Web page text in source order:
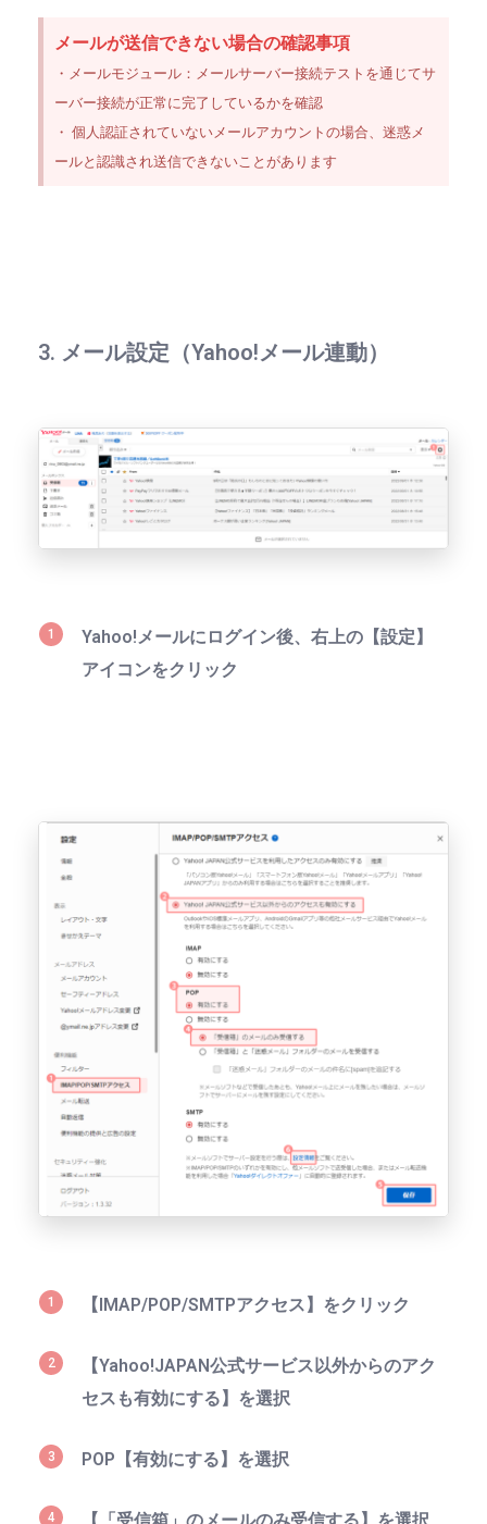
メールが送信できない場合の確認事項
・メールモジュール：メールサーバー接続テストを通じてサ
ーバー接続が正常に完了しているかを確認
・ 個人認証されていないメールアカウントの場合、迷惑メ
ールと認識され送信できないことがあります
3. メール設定（Yahoo!メール連動）
Yahoo!メールにログイン後、右上の 【設定】
アイコンをクリック
【IMAP/POP/SMTPアクセス】 をクリック
【Yahoo!JAPAN公式サービス以外からのアク
セスも有効にする】 を選択
POP 【有効にする】 を選択